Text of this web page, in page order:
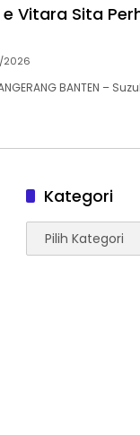
e Vitara Sita
BANTEN –
Kategori
Kategori